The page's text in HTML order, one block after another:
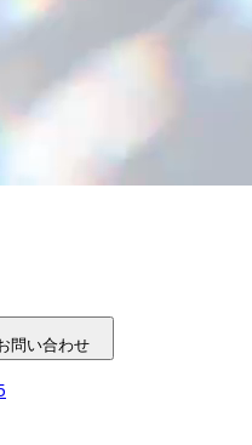
問い合わせ